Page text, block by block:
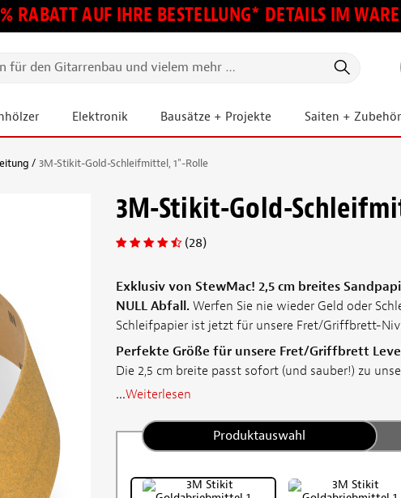
RABATT AUF IHRE BESTELLUNG* DETAILS IM
Elektronik Bausätze + Projekte Saiten + Zubehör
3M-Stikit-Gold-Schleifmittel, 1"-Rolle
3M-Stikit-Gold-
(28)
Exklusiv von StewMac! 2,5 cm breites
NULL Abfall.Werfen Sie nie wieder Geld oder
Schleifpapier ist jetzt für unsere Fret/Griffbrett-
Perfekte Größe für unsere Fret/Griffbrett
Die 2,5 cm breite passt sofort (und sauber!) zu
...Weiterlesen
Produktauswahl